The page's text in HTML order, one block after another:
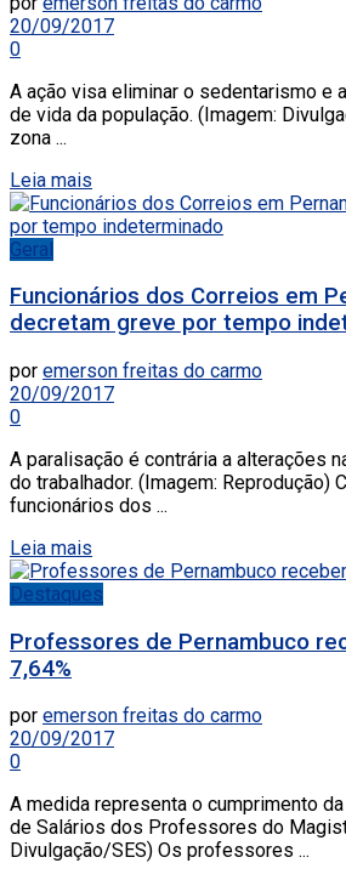
20/09/2017
0
A ação visa eliminar o sedentarismo e
de vida da população. (Imagem:
zona ...
Leia mais
Geral
Funcionários dos Correios em
decretam greve por tempo
por emerson freitas do carmo
20/09/2017
0
A paralisação é contrária a alterações
do trabalhador. (Imagem: Reprodução)
funcionários dos ...
Leia mais
Destaques
Professores de Pernambuco
7,64%
por emerson freitas do carmo
20/09/2017
0
A medida representa o cumprimento
de Salários dos Professores do
Divulgação/SES) Os professores ...